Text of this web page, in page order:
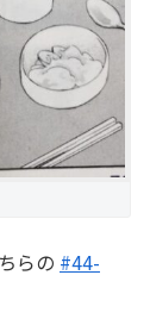
らの #44-